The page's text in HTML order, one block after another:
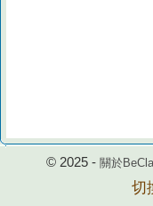
© 2025 - 關於
切